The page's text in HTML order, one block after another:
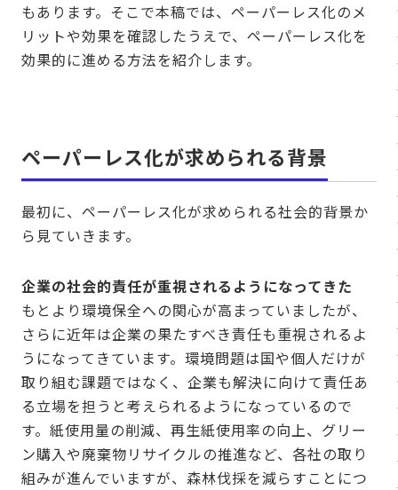
もあります。そこで本稿では、ペーパーレス化のメ
リットや効果を確認したうえで、ペーパーレス化を
効果的に進める方法を紹介します。
ペーパーレス化が求められる背景
最初に、ペーパーレス化が求められる社会的背景か
ら見ていきます。
企業の社会的責任が重視されるようになってきた
もとより環境保全への関心が高まっていましたが、
さらに近年は企業の果たすべき責任も重視されるよ
うになってきています。環境問題は国や個人だけが
取り組む課題ではなく、企業も解決に向けて責任あ
る立場を担うと考えられるようになっているので
す。紙使用量の削減、再生紙使用率の向上、グリー
ン購入や廃棄物リサイクルの推進など、各社の取り
組みが進んでいますが、森林伐採を減らすことにつ